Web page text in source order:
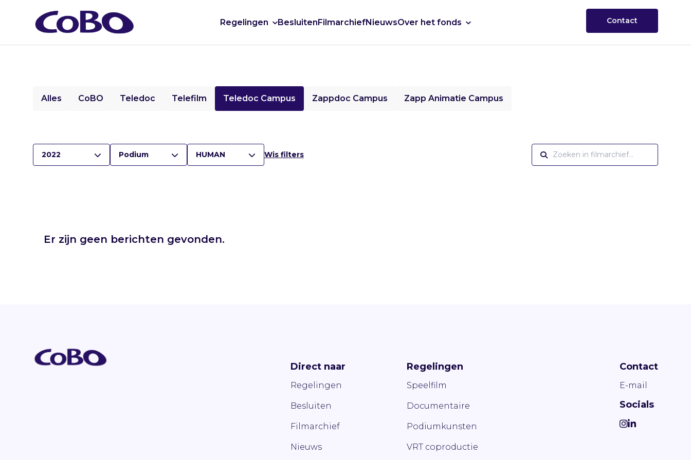
Regelingen BesluitenFilmarchiefNieuwsOver het fonds Contact
Alles CoBO Teledoc Telefilm Teledoc Campus Zappdoc Campus Zapp Animatie Campus
2022 Podium HUMAN Wis filters
Er zijn geen berichten gevonden.
Direct naar
Regelingen
Besluiten
Filmarchief
Nieuws
Regelingen
Speelfilm
Documentaire
Podiumkunsten
VRT coproductie
Contact
E-mail
Socials